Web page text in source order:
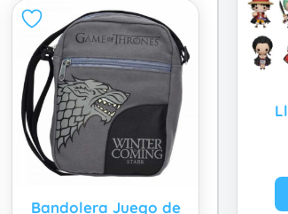
Bandolera Juego de